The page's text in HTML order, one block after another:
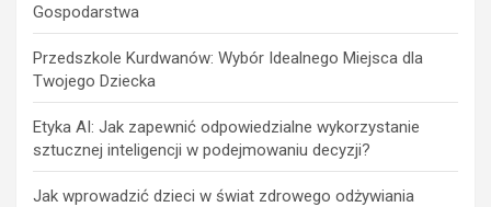
Gospodarstwa
Przedszkole Kurdwanów: Wybór Idealnego Miejsca dla
Twojego Dziecka
Etyka AI: Jak zapewnić odpowiedzialne wykorzystanie
sztucznej inteligencji w podejmowaniu decyzji?
Jak wprowadzić dzieci w świat zdrowego odżywiania